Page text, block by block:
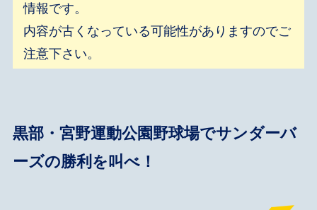
情報です。
内容が古くなっている可能性がありますのでご
注意下さい。
黒部・宮野運動公園野球場でサンダーバ
ーズの勝利を叫べ！